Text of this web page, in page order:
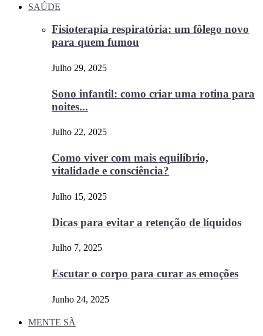
SAÚDE
Fisioterapia respiratória: um fôlego novo
para quem fumou
Julho 29, 2025
Sono infantil: como criar uma rotina para
noites...
Julho 22, 2025
Como viver com mais equilíbrio,
vitalidade e consciência?
Julho 15, 2025
Dicas para evitar a retenção de líquidos
Julho 7, 2025
Escutar o corpo para curar as emoções
Junho 24, 2025
MENTE SÃ